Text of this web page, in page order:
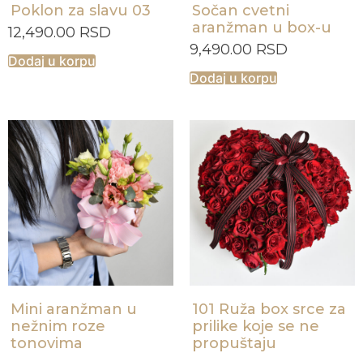
Poklon za slavu 03
12,490.00 RSD
Dodaj u korpu
Sočan cvetni
aranžman u box-u
9,490.00 RSD
Dodaj u korpu
Mini aranžman u
nežnim roze
tonovima
101 Ruža box srce za
prilike koje se ne
propuštaju